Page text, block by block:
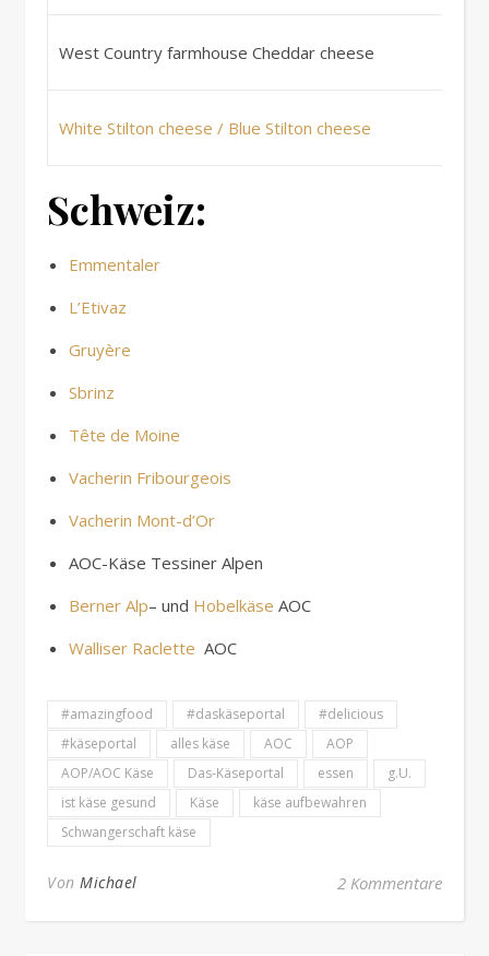
West Country farmhouse Cheddar cheese
White Stilton cheese / Blue Stilton cheese
Schweiz:
Emmentaler
L’Etivaz
Gruyère
Sbrinz
Tête de Moine
Vacherin Fribourgeois
Vacherin Mont-d’Or
AOC-Käse Tessiner Alpen
Berner Alp– und Hobelkäse AOC
Walliser Raclette AOC
#amazingfood #daskäseportal
#delicious
#käseportal
alles käse AOC
AOP
AOP/AOC Käse
Das-Käseportal essen
g.U.
ist käse gesund
Käse
käse aufbewahren
Schwangerschaft käse
Von Michael 2 Kommentare